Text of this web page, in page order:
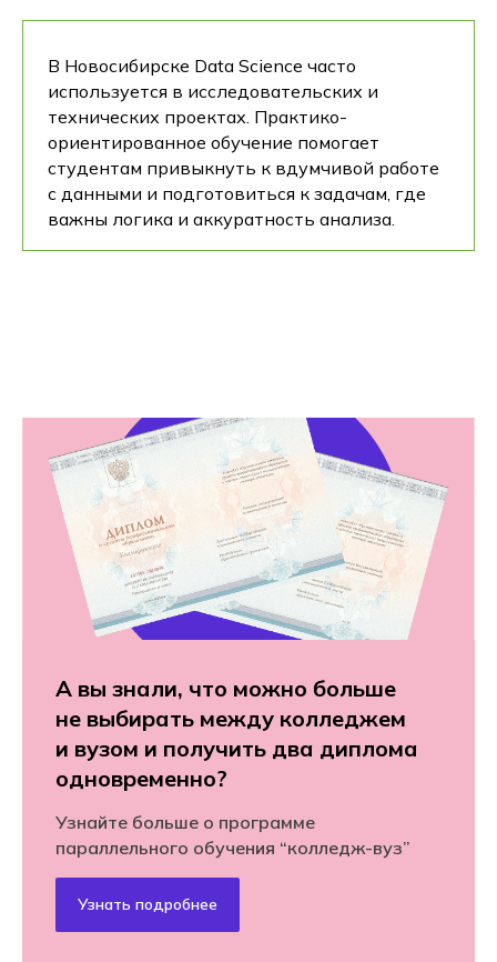
В Новосибирске Data Science часто
используется в исследовательских и
технических проектах. Практико-
ориентированное обучение помогает
студентам привыкнуть к вдумчивой работе
с данными и подготовиться к задачам, где
важны логика и аккуратность анализа.
А вы знали, что можно больше
не выбирать между колледжем
и вузом и получить два диплома
одновременно?
Узнайте больше о программе
параллельного обучения “колледж-вуз”
Узнать подробнее